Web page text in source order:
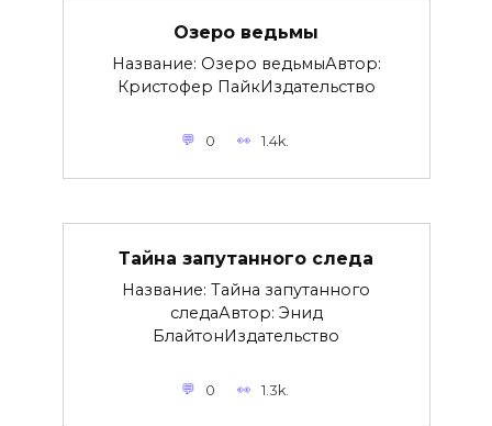
Озеро ведьмы
Название: Озеро ведьмыАвтор:
Кристофер ПайкИздательство
0 1.4k.
Тайна запутанного следа
Название: Тайна запутанного
следаАвтор: Энид
БлайтонИздательство
0 1.3k.